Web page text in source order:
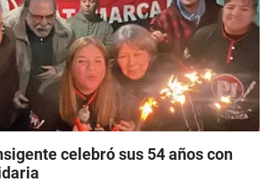
celebró sus 54 años con